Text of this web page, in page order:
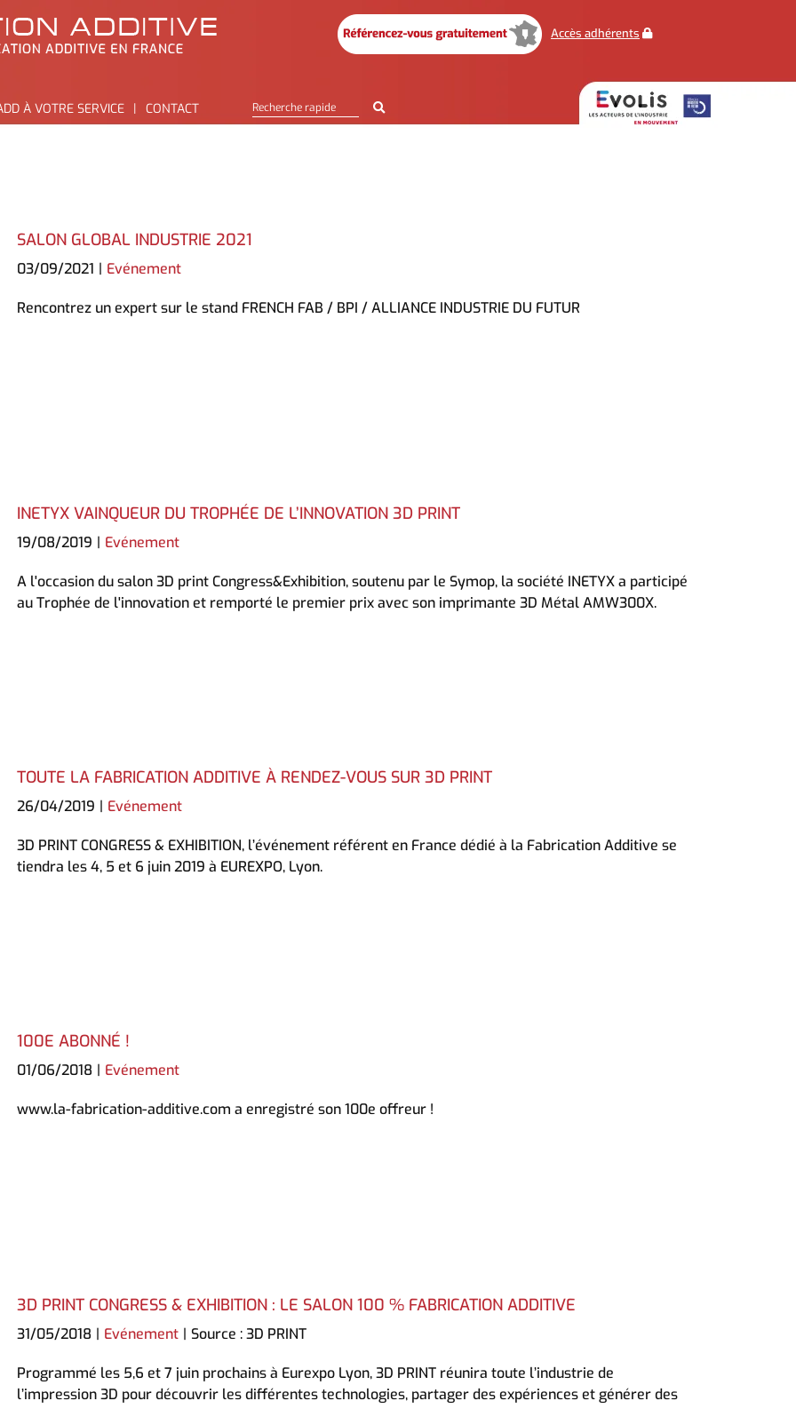
Accès adhérents
À VOTRE SERVICE CONTACT
SALON GLOBAL INDUSTRIE 2021
03/09/2021 | Evénement
Rencontrez un expert sur le stand FRENCH FAB / BPI / ALLIANCE INDUSTRIE DU FUTUR
INETYX VAINQUEUR DU TROPHÉE DE L’INNOVATION 3D PRINT
19/08/2019 | Evénement
A l'occasion du salon 3D print Congress&Exhibition, soutenu par le Symop, la société INETYX a participé
au Trophée de l'innovation et remporté le premier prix avec son imprimante 3D Métal AMW300X.
TOUTE LA FABRICATION ADDITIVE À RENDEZ-VOUS SUR 3D PRINT
26/04/2019 | Evénement
3D PRINT CONGRESS & EXHIBITION, l’événement référent en France dédié à la Fabrication Additive se
tiendra les 4, 5 et 6 juin 2019 à EUREXPO, Lyon.
100E ABONNÉ !
01/06/2018 | Evénement
www.la-fabrication-additive.com a enregistré son 100e offreur !
3D PRINT CONGRESS & EXHIBITION : LE SALON 100 % FABRICATION ADDITIVE
31/05/2018 | Evénement | Source : 3D PRINT
Programmé les 5,6 et 7 juin prochains à Eurexpo Lyon, 3D PRINT réunira toute l’industrie de
l’impression 3D pour découvrir les différentes technologies, partager des expériences et générer des